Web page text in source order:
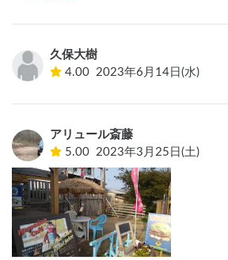
久保大樹
4.00 2023年6月14日(水)
アリュール斎藤
5.00 2023年3月25日(土)